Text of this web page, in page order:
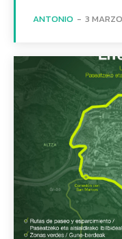
ANTONIO - 3